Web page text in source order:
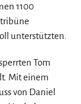
1100
unterstützten.
Tom
Mit einem
von Daniel